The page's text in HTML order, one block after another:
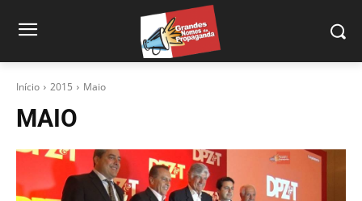
Início 2015 Maio
MAIO